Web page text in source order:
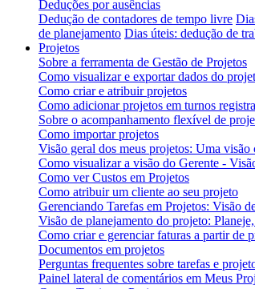
Deduções por ausências
Dedução de contadores de tempo livre
de planejamento Dias úteis: dedução de
Projetos
Sobre a ferramenta de Gestão de Projetos
Como visualizar e exportar dados do
Como criar e atribuir projetos
Como adicionar projetos em turnos
Sobre o acompanhamento flexível de
Como importar projetos
Visão geral dos meus projetos: Uma
Como visualizar a visão do Gerente -
Como ver Custos em Projetos
Como atribuir um cliente ao seu projeto
Gerenciando Tarefas em Projetos: Visão
Visão de planejamento do projeto:
Como criar e gerenciar faturas a partir de
Documentos em projetos
Perguntas frequentes sobre tarefas e
Painel lateral de comentários em Meus